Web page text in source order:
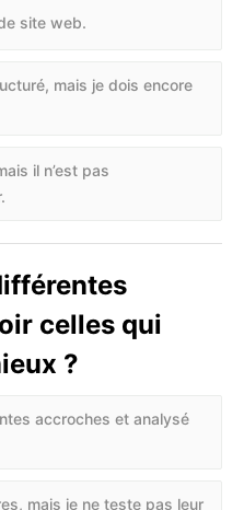
site web.
mais je dois encore
il n’est pas
celles qui
?
accroches et analysé
mais je ne teste pas leur